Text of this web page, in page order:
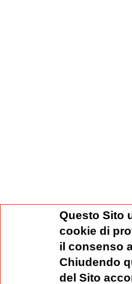
Questo Sito
cookie di
il consenso
Chiudendo
del Sito